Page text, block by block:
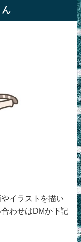
ん
イラストを描い
わせはDMか下記